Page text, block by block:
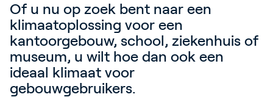
Service and Support
Partners
Academy
Of u nu op zoek bent naar een
klimaatoplossing voor een
kantoorgebouw, school, ziekenhuis of
museum, u wilt hoe dan ook een
ideaal klimaat voor
gebouwgebruikers.